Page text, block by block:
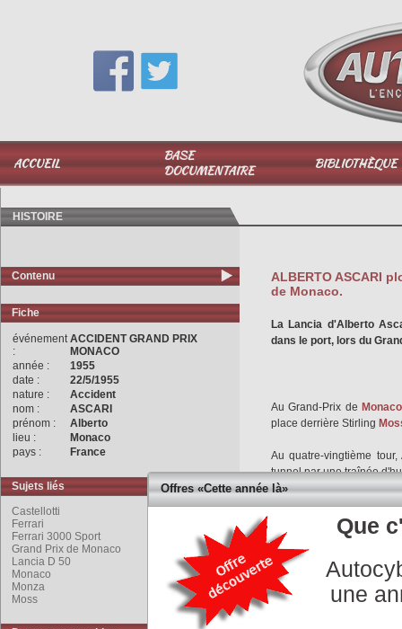
ACCUEIL
BASE
DOCUMENTAIRE
BIBLIOTHÈQUE
06 51 040 025
HISTOIRE
Contenu
Fiche
événement
:
ACCIDENT GRAND PRIX
MONACO
année :
1955
date :
22/5/1955
nature :
Accident
nom :
ASCARI
prénom :
Alberto
lieu :
Monaco
pays :
France
Sujets liés
Castellotti
Ferrari
Ferrari 3000 Sport
Grand Prix de Monaco
Lancia D 50
Monaco
Monza
Moss
ALBERTO ASCARI
de Monaco.
La Lancia d'Alberto
dans le port, lors du
Au Grand-Prix de Monaco
place derrière Stirling
Au quatre-vingtième
tunnel par une traînée
Alberto Ascari perd le
roue avant droite se
LaLancia D 50
est éjecté de sa voiture,
hommes-grenouilles.
Offres «Cette année là»
Que
une